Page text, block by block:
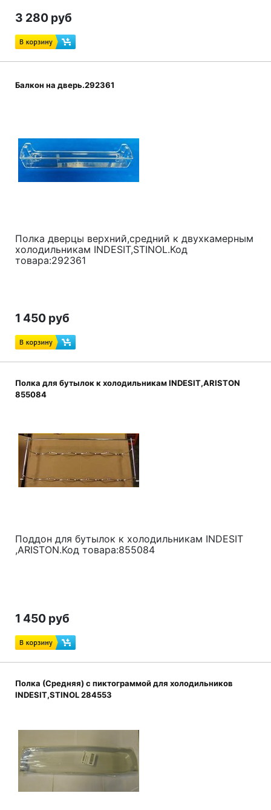
3 280 руб
Балкон на дверь.292361
Полка дверцы верхний,средний к двухкамерным
холодильникам INDESIT,STINOL.Код
товара:292361
1 450 руб
Полка для бутылок к холодильникам INDESIT,ARISTON
855084
Поддон для бутылок к холодильникам INDESIT
,ARISTON.Код товара:855084
1 450 руб
Полка (Средняя) с пиктограммой для холодильников
INDESIT,STINOL 284553